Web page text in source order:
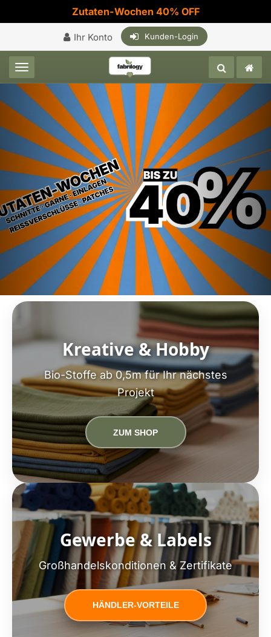
Zutaten-Wochen 40% OFF
Ihr Konto Kunden-Login
Toggle navigation
Kreative & Hobby
Bio-Stoffe ab 0,5m für Ihr nächstes
Projekt
ZUM SHOP
Gewerbe & Labels
Großhandelskonditionen & Zertifikate
HÄNDLER-VORTEILE